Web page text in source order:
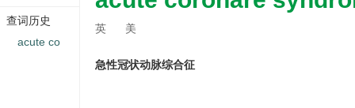
英 美
急性冠状动脉综合征
查词历史
acute co